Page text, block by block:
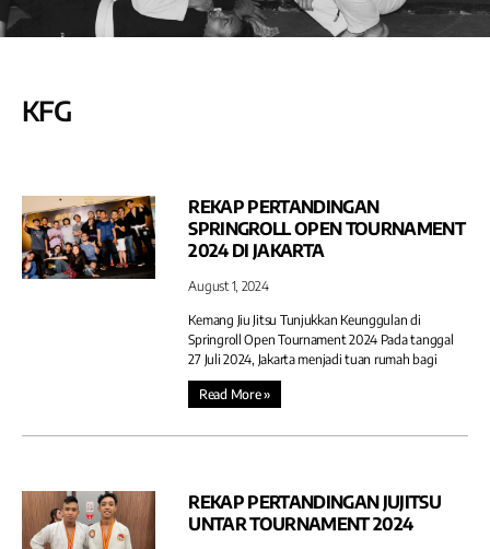
KFG
REKAP PERTANDINGAN
SPRINGROLL OPEN TOURNAMENT
2024 DI JAKARTA
August 1, 2024
Kemang Jiu Jitsu Tunjukkan Keunggulan di
Springroll Open Tournament 2024 Pada tanggal
27 Juli 2024, Jakarta menjadi tuan rumah bagi
Read More »
REKAP PERTANDINGAN JUJITSU
UNTAR TOURNAMENT 2024